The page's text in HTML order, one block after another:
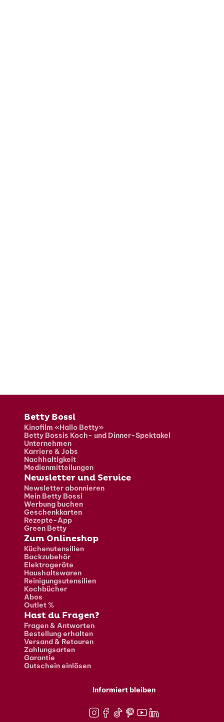
Fusszeile
Betty Bossi
Kinofilm «Hallo Betty»
Betty Bossis Koch- und Dinner-Spektakel
Unternehmen
Karriere & Jobs
Nachhaltigkeit
Medienmitteilungen
Newsletter und Service
Newsletter abonnieren
Mein Betty Bossi
Werbung buchen
Geschenkkarten
Rezepte-App
Green Betty
Zum Onlineshop
Küchenutensilien
Backzubehör
Elektrogeräte
Haushaltswaren
Reinigungsutensilien
Kochbücher
Abos
Outlet %
Hast du Fragen?
Fragen & Antworten
Bestellung erhalten
Versand & Retouren
Zahlungsarten
Garantie
Gutschein einlösen
Informiert bleiben